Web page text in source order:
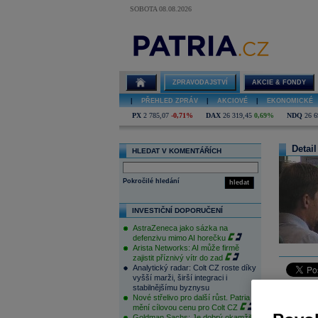
SOBOTA 08.08.2026
ZPRAVODAJSTVÍ AKCIE & FONDY
PŘEHLED ZPRÁV AKCIOVÉ EKONOMICKÉ
PX 2 785,07 -0,71% DAX 26 319,45 0,69% NDQ 26
HLEDAT V KOMENTÁŘÍCH
hledat
Pokročilé hledání
INVESTIČNÍ DOPORUČENÍ
AstraZeneca jako sázka na
defenzivu mimo AI horečku
Arista Networks: AI může firmě
zajistit příznivý vítr do zad
Analytický radar: Colt CZ roste díky
vyšší marži, širší integraci i
stabilnějšímu byznysu
Nové střelivo pro další růst. Patria
mění cílovou cenu pro Colt CZ
CZK, -